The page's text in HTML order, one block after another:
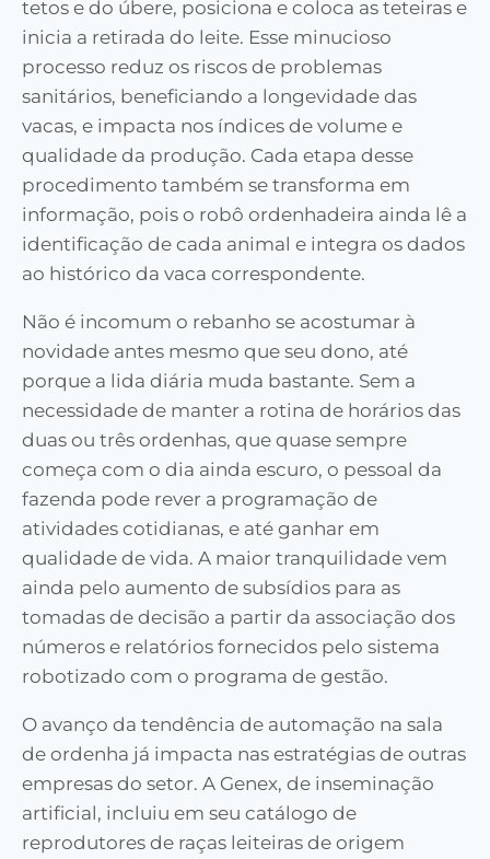
tetos e do úbere, posiciona e coloca as teteiras e
inicia a retirada do leite. Esse minucioso
processo reduz os riscos de problemas
sanitários, beneficiando a longevidade das
vacas, e impacta nos índices de volume e
qualidade da produção. Cada etapa desse
procedimento também se transforma em
informação, pois o robô ordenhadeira ainda lê a
identificação de cada animal e integra os dados
ao histórico da vaca correspondente.
Não é incomum o rebanho se acostumar à
novidade antes mesmo que seu dono, até
porque a lida diária muda bastante. Sem a
necessidade de manter a rotina de horários das
duas ou três ordenhas, que quase sempre
começa com o dia ainda escuro, o pessoal da
fazenda pode rever a programação de
atividades cotidianas, e até ganhar em
qualidade de vida. A maior tranquilidade vem
ainda pelo aumento de subsídios para as
tomadas de decisão a partir da associação dos
números e relatórios fornecidos pelo sistema
robotizado com o programa de gestão.
O avanço da tendência de automação na sala
de ordenha já impacta nas estratégias de outras
empresas do setor. A Genex, de inseminação
artificial, incluiu em seu catálogo de
reprodutores de raças leiteiras de origem